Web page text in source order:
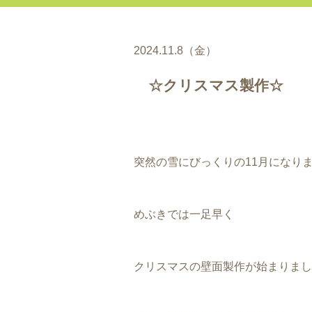
2024.11.8（金）
☆クリスマス製作☆
突然の雪にびっくりの11月になり
めぶきでは一足早く
クリスマスの壁面製作が始まりま